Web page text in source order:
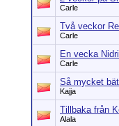
Carle
Två veckor
Carle
En vecka
Carle
Så mycket
Kajja
Tillbaka från
Alala